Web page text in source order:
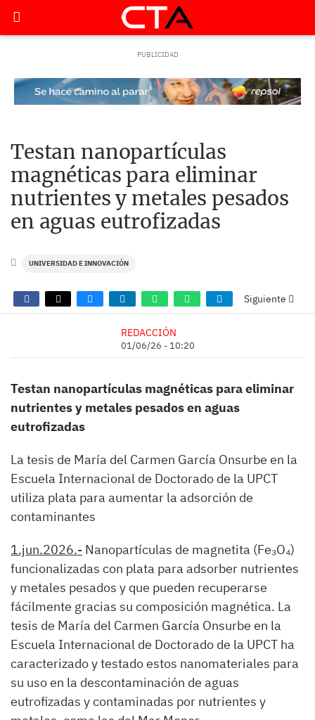
Testan nanopartículas
magnéticas para eliminar
nutrientes y metales pesados
en aguas eutrofizadas
UNIVERSIDAD E INNOVACIÓN
Siguiente
REDACCIÓN
01/06/26 - 10:20
Testan nanopartículas magnéticas para eliminar
nutrientes y metales pesados en aguas
eutrofizadas
La tesis de María del Carmen García Onsurbe en la
Escuela Internacional de Doctorado de la UPCT
utiliza plata para aumentar la adsorción de
contaminantes
1.jun.2026.- Nanopartículas de magnetita (Fe₃O₄)
funcionalizadas con plata para adsorber nutrientes
y metales pesados y que pueden recuperarse
fácilmente gracias su composición magnética. La
tesis de María del Carmen García Onsurbe en la
Escuela Internacional de Doctorado de la UPCT ha
caracterizado y testado estos nanomateriales para
su uso en la descontaminación de aguas
eutrofizadas y contaminadas por nutrientes y